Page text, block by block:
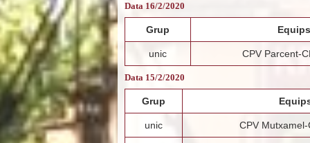
Data 16/2/2020
Grup Equips
unic CPV Parcent-
Data 15/2/2020
Grup
unic CPV Mutxamel-